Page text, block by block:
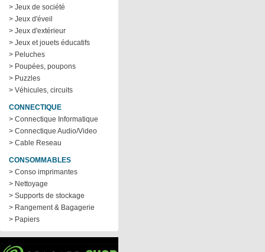
> Jeux de société
> Jeux d'éveil
> Jeux d'extérieur
> Jeux et jouets éducatifs
> Peluches
> Poupées, poupons
> Puzzles
> Véhicules, circuits
CONNECTIQUE
> Connectique Informatique
> Connectique Audio/Video
> Cable Reseau
CONSOMMABLES
> Conso imprimantes
> Nettoyage
> Supports de stockage
> Rangement & Bagagerie
> Papiers